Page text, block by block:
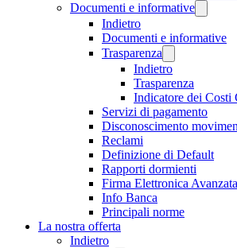
Documenti e informative
Indietro
Documenti e informative
Trasparenza
Indietro
Trasparenza
Indicatore dei
Servizi di pagamento
Disconoscimento
Reclami
Definizione di Default
Rapporti dormienti
Firma Elettronica Avanzata
Info Banca
Principali norme
La nostra offerta
Indietro